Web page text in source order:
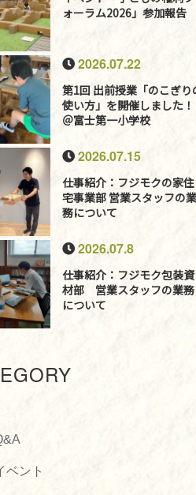
ォーラム2026」参加報告
2026.07.22
第1回 出前授業「のこぎり
使い方」を開催しました！
＠富士第一小学校
2026.07.15
仕事紹介：フジモクの家住
宅事業部 営業スタッフの業
務について
2026.07.8
仕事紹介：フジモク包装資
材部 営業スタッフの業務
について
ベント